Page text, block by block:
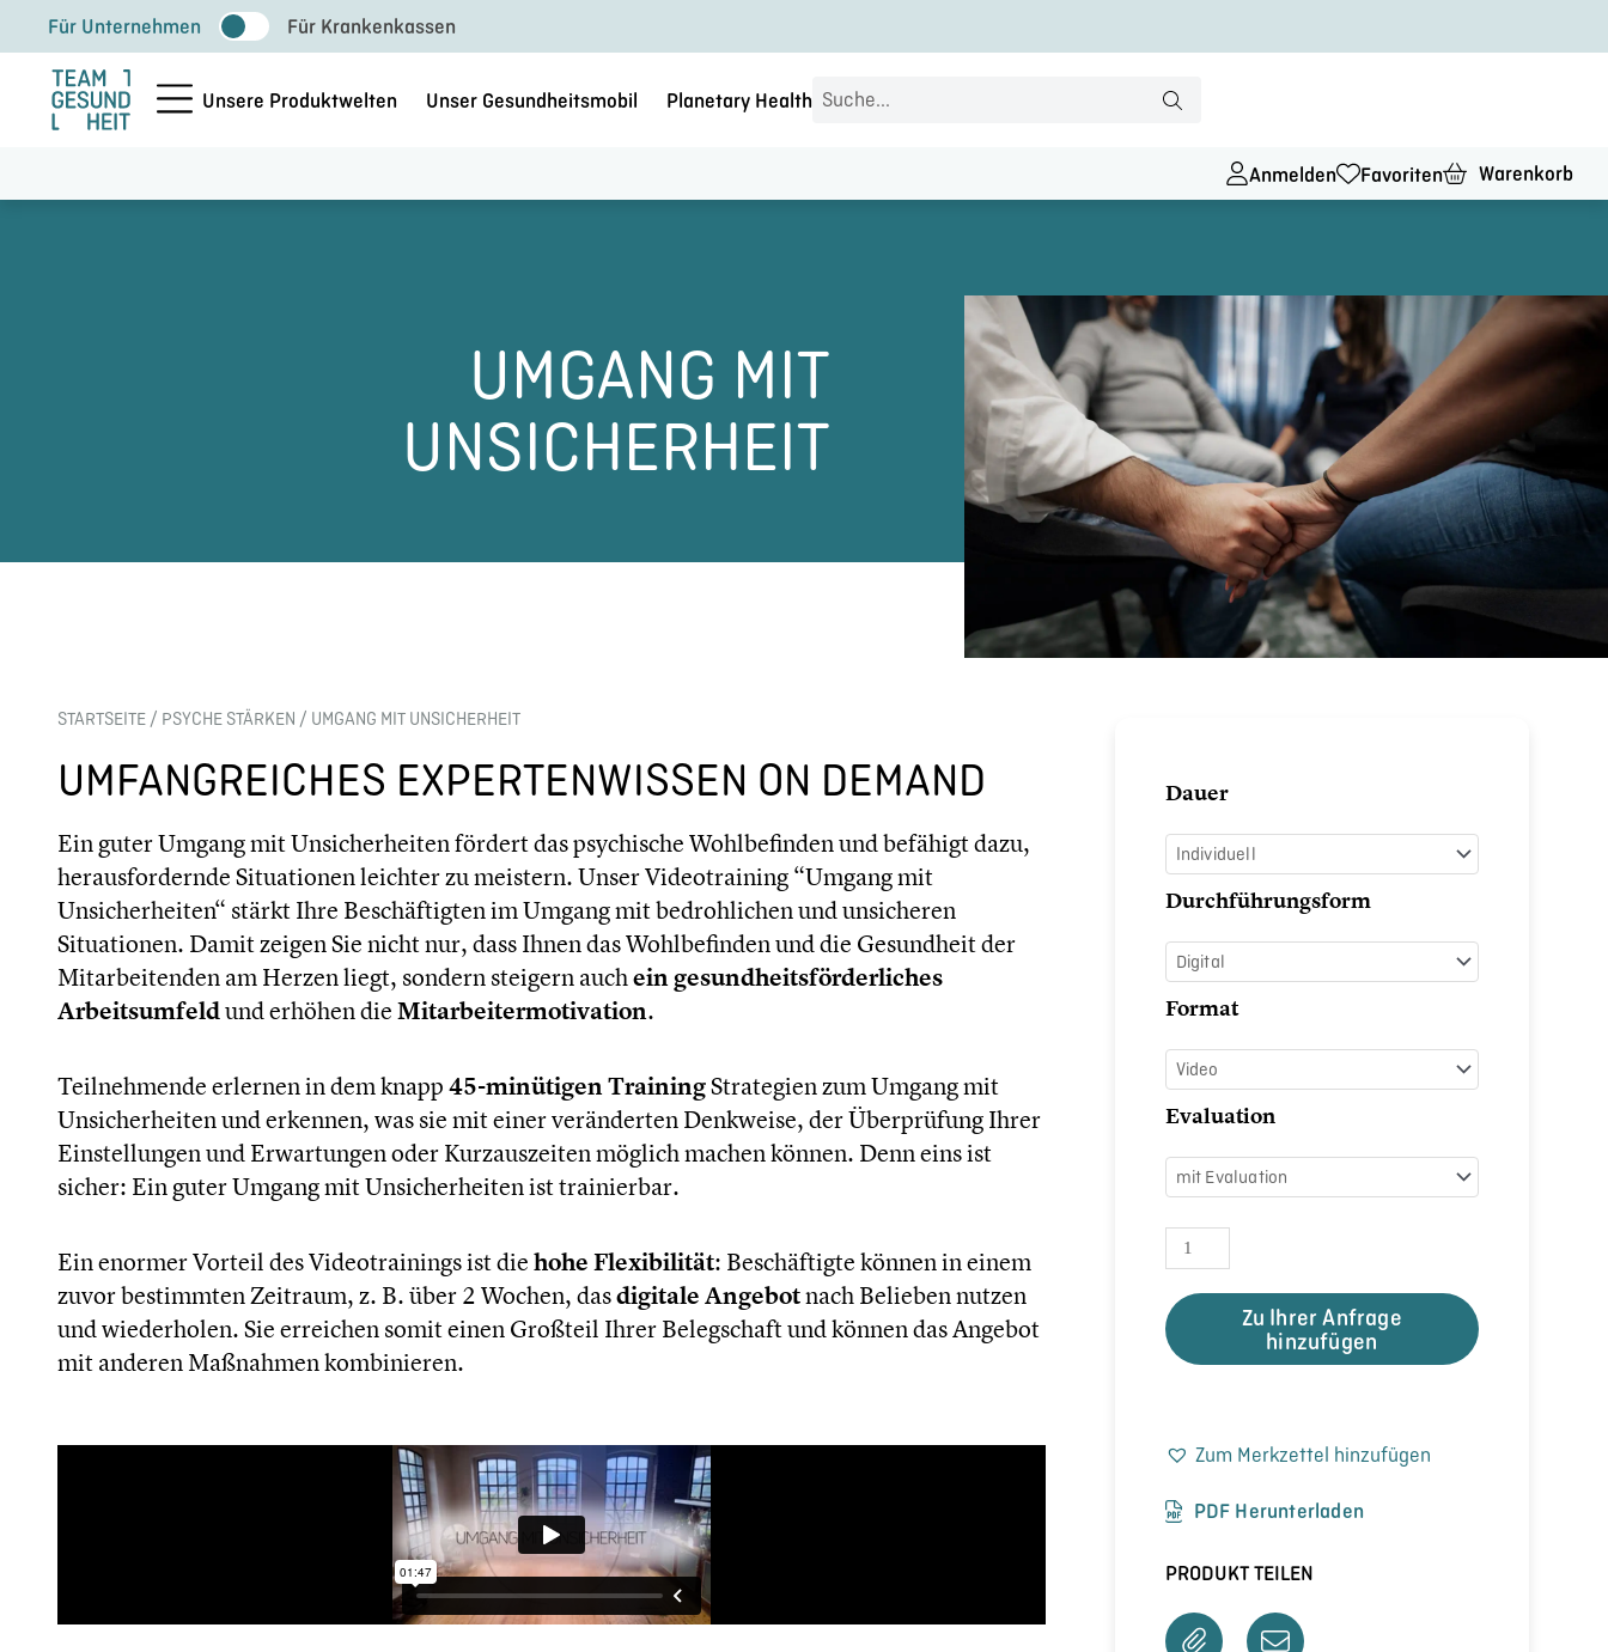
Inhalt
springen
Für Unternehmen Für Krankenkassen
Unsere Produktwelten Unser Gesundheitsmobil Planetary Health Search
Anmelden Favoriten Warenkorb
UMGANG MIT
UNSICHERHEIT
STARTSEITE / PSYCHE STÄRKEN / UMGANG MIT UNSICHERHEIT
UMFANGREICHES EXPERTENWISSEN ON DEMAND
Ein guter Umgang mit Unsicherheiten fördert das psychische Wohlbefinden und befähigt dazu,
herausfordernde Situationen leichter zu meistern. Unser Videotraining “Umgang mit
Unsicherheiten“ stärkt Ihre Beschäftigten im Umgang mit bedrohlichen und unsicheren
Situationen. Damit zeigen Sie nicht nur, dass Ihnen das Wohlbefinden und die Gesundheit der
Mitarbeitenden am Herzen liegt, sondern steigern auchein gesundheitsförderliches
Arbeitsumfeldund erhöhen dieMitarbeitermotivation.
Teilnehmende erlernen in dem knapp45-minütigen TrainingStrategien zum Umgang mit
Unsicherheiten und erkennen, was sie mit einer veränderten Denkweise, der Überprüfung Ihrer
Einstellungen und Erwartungen oder Kurzauszeiten möglich machen können. Denn eins ist
sicher: Ein guter Umgang mit Unsicherheiten ist trainierbar.
Ein enormer Vorteil des Videotrainings ist diehohe Flexibilität: Beschäftigte können in einem
zuvor bestimmten Zeitraum, z. B. über 2 Wochen, dasdigitale Angebotnach Belieben nutzen
und wiederholen. Sie erreichen somit einen Großteil Ihrer Belegschaft und können das Angebot
mit anderen Maßnahmen kombinieren.
Dauer
Durchführungsform
Format
Evaluation
Umgang
Unsicherheit
Menge
Zu Ihrer Anfrage
hinzufügen
Zum Merkzettel hinzufügen
PDF Herunterladen
PRODUKT TEILEN